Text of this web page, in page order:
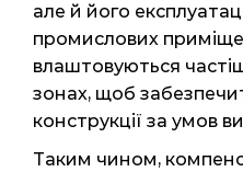
але й його
промислових
влаштовуються
зонах, щоб
конструкції за умов
Таким чином,